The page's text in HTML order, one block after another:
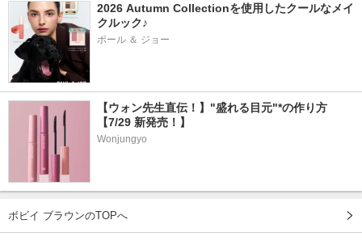
2026 Autumn Collectionを使用したクールなメイ
クルック♪
ポール ＆ ジョー
【ウォン先生直伝！】"盛れる目元"*の作り方
【7/29 新発売！】
Wonjungyo
ボビイ ブラウンのTOPへ